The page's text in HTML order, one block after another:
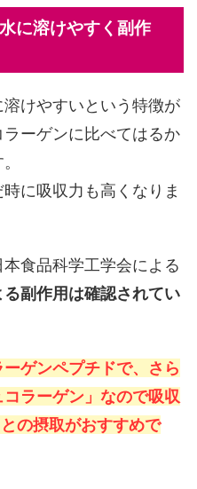
に溶けやすく副作
けやすいという特徴が
ーゲンに比べてはるか
に吸収力も高くなりま
食品科学工学会による
副作用は確認されてい
ゲンペプチドで、さら
ラーゲン」なので吸収
の摂取がおすすめで